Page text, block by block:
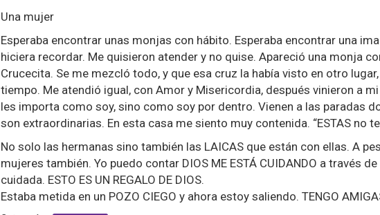
Una mujer
Esperaba encontrar unas monjas con hábito. Esperaba encontrar una
hiciera recordar. Me quisieron atender y no quise. Apareció una monja
Crucecita. Se me mezcló todo, y que esa cruz la había visto en otro
tiempo. Me atendió igual, con Amor y Misericordia, después vinieron a
les importa como soy, sino como soy por dentro. Vienen a las paradas
son extraordinarias. En esta casa me siento muy contenida. “ESTAS no
No solo las hermanas sino también las LAICAS que están con ellas. A
mujeres también. Yo puedo contar DIOS ME ESTÁ CUIDANDO a través
cuidada. ESTO ES UN REGALO DE DIOS.
Estaba metida en un POZO CIEGO y ahora estoy saliendo. TENGO